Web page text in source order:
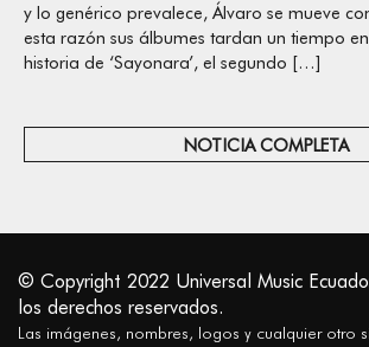
y lo genérico prevalece, Álvaro se mueve
esta razón sus álbumes tardan un tiempo en
historia de ‘Sayonara’, el segundo […]
NOTICIA COMPLETA
© Copyright 2022 Universal Music
los derechos reservados.
Las imágenes, nombres, logos y cualquier otro